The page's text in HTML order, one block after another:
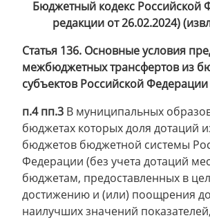
Бюджетный кодекс Российской
редакции от 26.02.2024)
Статья 136. Основные условия
межбюджетных трансфертов из
субъектов Российской Федерации
п.4 пп.3 В муниципальных
бюджетах которых доля дотаций
бюджетов бюджетной системы
Федерации (без учета дотаций
бюджетам, предоставленных в
достижению и (или) поощрения
наилучших значений